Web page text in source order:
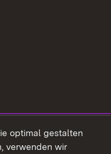
optimal gestalten
verwenden wir